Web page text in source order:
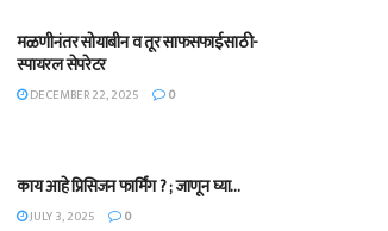
मळणीनंतर सोयाबीन व तूर साफसफाईसाठी-
स्पायरल सेपरेटर
DECEMBER 22, 2025 0
काय आहे प्रिसिजन फार्मिंग ? ; जाणून घ्या…
JULY 3, 2025 0